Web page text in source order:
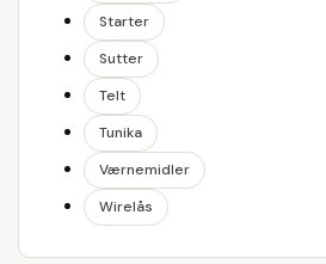
Starter
Sutter
Telt
Tunika
Værnemidler
Wirelås